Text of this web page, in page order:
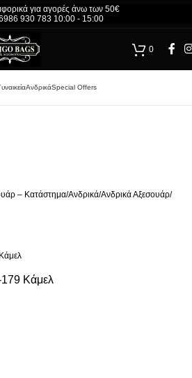
για αγορές άνω των 50€
930 783 10:00 - 15:00
για αγορές άνω των 50€
930 783 10:00 - 15:00
0
ΑνδρικάSpecial Offers
– Κατάστημα/Ανδρικά/Ανδρικά Αξεσουάρ/
Κάμελ